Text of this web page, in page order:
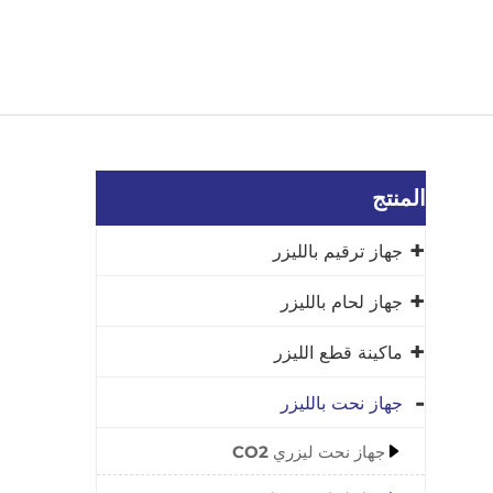
المنتج
جهاز ترقيم بالليزر
جهاز لحام بالليزر
ماكينة قطع الليزر
جهاز نحت بالليزر
جهاز نحت ليزري CO2